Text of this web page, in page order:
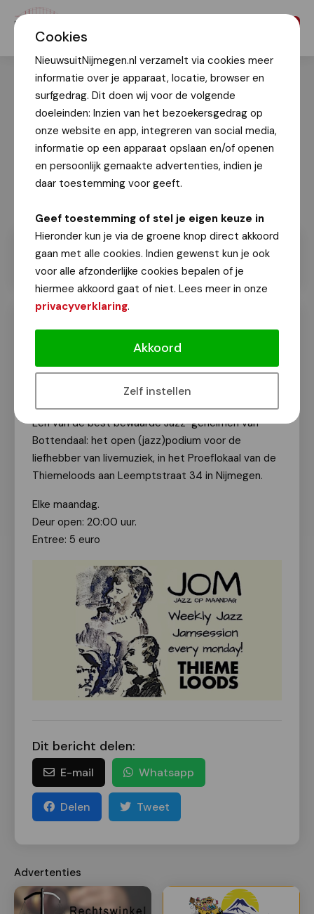
Cookies
NieuwsuitNijmegen.nl verzamelt via cookies meer
informatie over je apparaat, locatie, browser en
surfgedrag. Dit doen wij voor de volgende
doeleinden: Inzien van het bezoekersgedrag op
onze website en app, integreren van social media,
informatie op een apparaat opslaan en/of openen
en persoonlijk gemaakte advertenties, indien je
daar toestemming voor geeft.
Geef toestemming of stel je eigen keuze in
Hieronder kun je via de groene knop direct akkoord
gaan met alle cookies. Indien gewenst kun je ook
voor alle afzonderlijke cookies bepalen of je
hiermee akkoord gaat of niet. Lees meer in onze
privacyverklaring.
Akkoord
Zelf instellen
JOM: Jazz op maandag bij de
Van onze redactie
Een van de best bewaarde Jazz-geheimen van
Bottendaal: het open (jazz)podium voor de
liefhebber van livemuziek, in het Proeflokaal van de
Thiemeloods aan Leemptstraat 34 in Nijmegen.
Elke maandag.
Deur open: 20:00 uur.
Entree: 5 euro
Dit bericht delen:
E-mail Whatsapp
Delen Tweet
Advertenties